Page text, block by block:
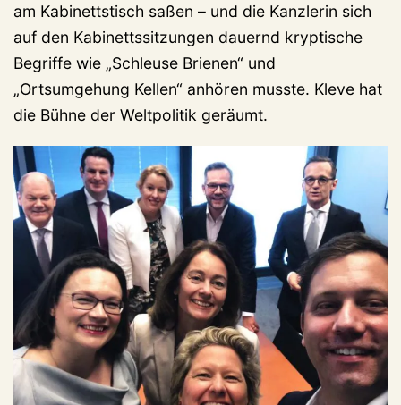
am Kabinettstisch saßen – und die Kanzlerin sich
auf den Kabinettssitzungen dauernd kryptische
Begriffe wie „Schleuse Brienen“ und
„Ortsumgehung Kellen“ anhören musste. Kleve hat
die Bühne der Weltpolitik geräumt.